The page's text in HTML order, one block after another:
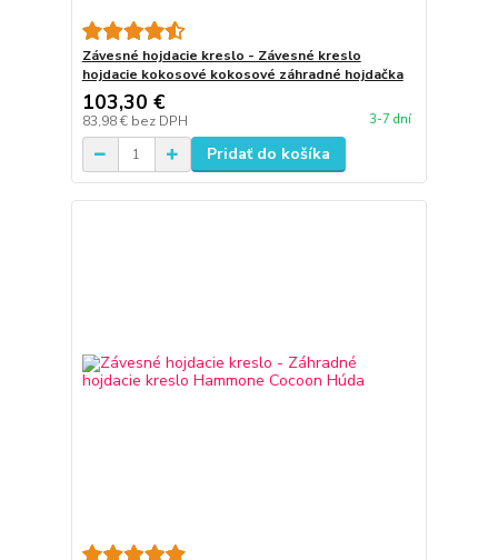
Závesné hojdacie kreslo - Závesné kreslo
hojdacie kokosové kokosové záhradné hojdačka
103,30 €
83,98 € bez DPH 3-7 dní
Pridať do košíka